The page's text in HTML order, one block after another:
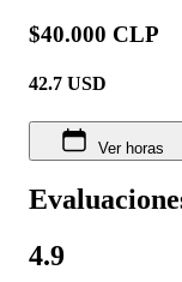
$40.000 CLP
42.7 USD
Ver horas
4.9